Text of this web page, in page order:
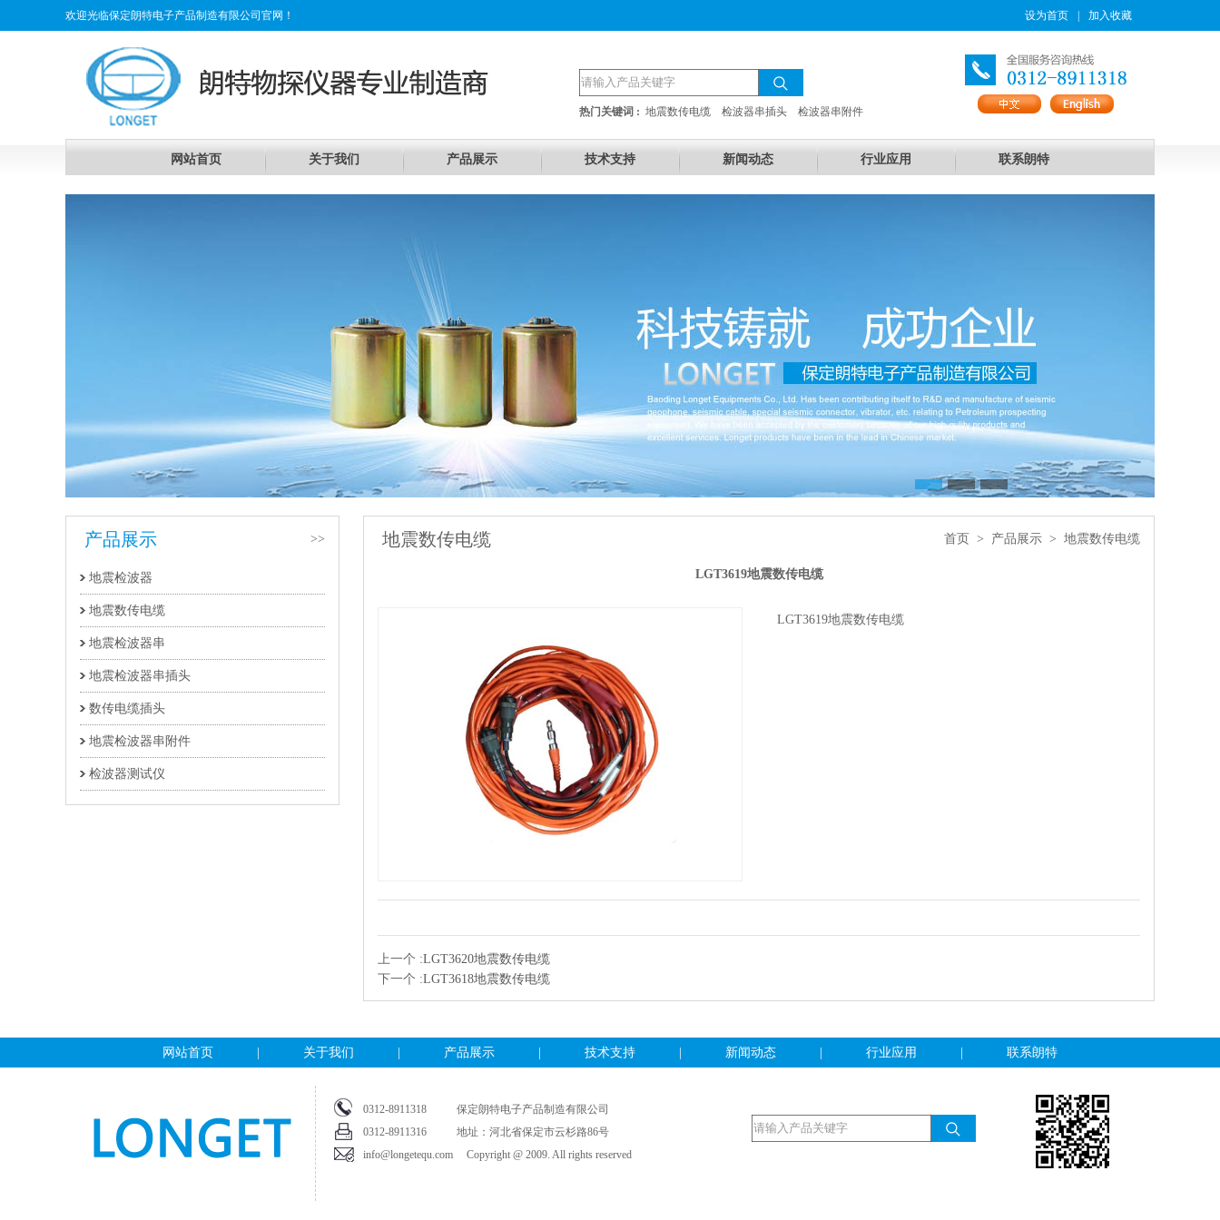
欢迎光临保定朗特电子产品制造有限公司官网！ 设为首页 加入收藏
热门关键词 : 地震数传电缆 检波器串插头 检波器串附件
网站首页 关于我们 产品展示 技术支持 新闻动态 行业应用 联系朗特
产品展示 >>
地震检波器
地震数传电缆
地震检波器串
地震检波器串插头
数传电缆插头
地震检波器串附件
检波器测试仪
地震数传电缆 首页 > 产品展示 > 地震数传电缆
LGT3619地震数传电缆
LGT3619地震数传电缆
上一个 :LGT3620地震数传电缆
下一个 :LGT3618地震数传电缆
网站首页 关于我们 产品展示 技术支持 新闻动态 行业应用 联系朗特
0312-8911318 保定朗特电子产品制造有限公司
0312-8911316 地址：河北省保定市云杉路86号
info@longetequ.com Copyright @ 2009. All rights reserved